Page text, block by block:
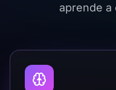
aprende a